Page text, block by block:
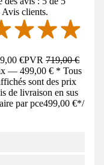
Avis clients.
€PVR719,00 €
— 499,00 € * Tous
sont des prix
de livraison en sus
par pce499,00 €*/